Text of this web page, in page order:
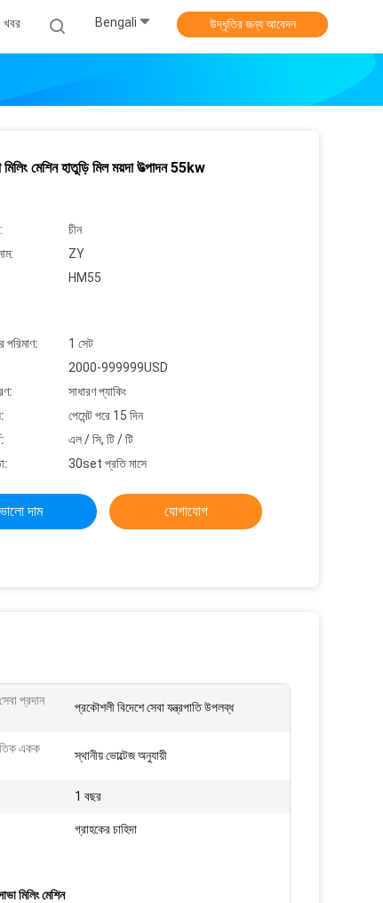
খবর Bengali উদ্ধৃতির জন্য আবেদন
মিলিং মেশিন হাতুড়ি মিল ময়দা উত্পাদন 55kw
চীন
ZY
HM55
পরিমাণ:
1 সেট
2000-999999USD
সাধারণ প্যাকিং
পেমেন্ট পরে 15 দিন
এল / সি, টি / টি
30set প্রতি মাসে
ভালো দাম যোগাযোগ
প্রদান
প্রকৌশলী বিদেশে সেবা যন্ত্রপাতি উপলব্ধ
একক
স্থানীয় ভোল্টেজ অনুযায়ী
1 বছর
গ্রাহকের চাহিদা
মিলিং মেশিন